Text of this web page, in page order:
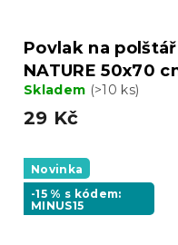
Povlak na
NATURE 50x70
Skladem (>10 ks)
29 Kč
Novinka
-15 % s kódem:
MINUS15